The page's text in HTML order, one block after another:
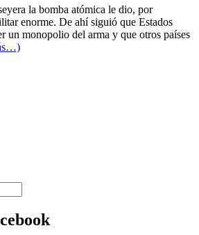
la bomba atómica le dio, por
enorme. De ahí siguió que Estados
un monopolio del arma y que otros países